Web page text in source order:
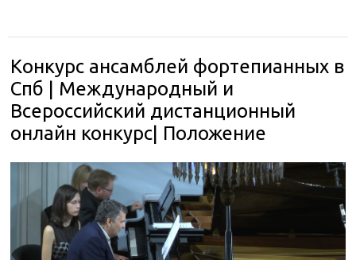
Конкурс ансамблей фортепианных в
Спб | Международный и
Всероссийский дистанционный
онлайн конкурс| Положение